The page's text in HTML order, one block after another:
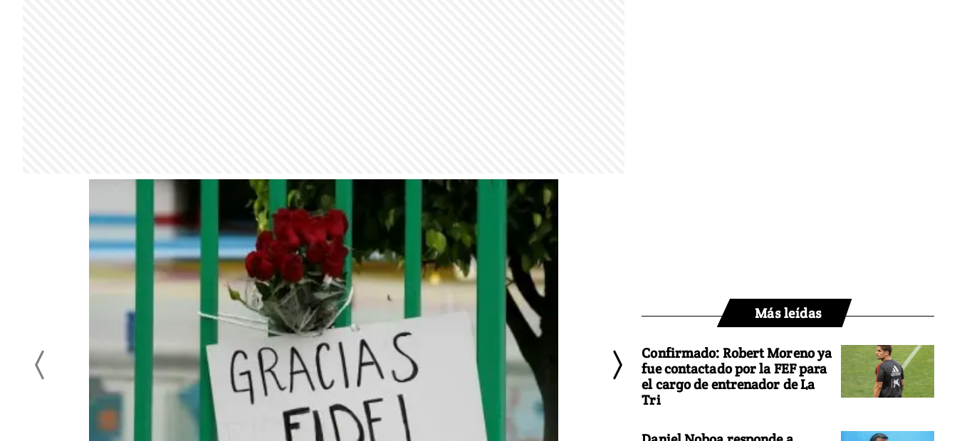
Más leídas
Confirmado: Robert Moreno ya
fue contactado por la FEF para
el cargo de entrenador de La
Tri